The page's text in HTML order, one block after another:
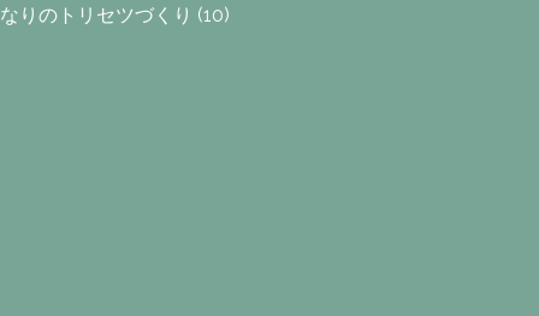
りのトリセツづくり (10)